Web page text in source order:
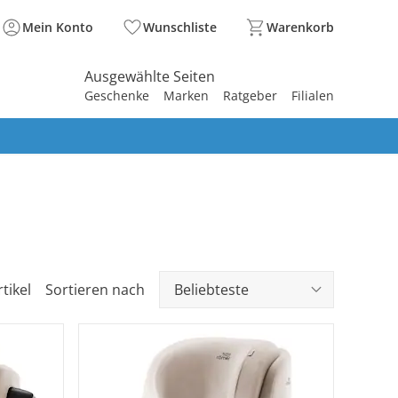
Mein Konto Wunschliste Warenkorb
Ausgewählte Seiten
Geschenke Marken Ratgeber Filialen
Sortieren nach